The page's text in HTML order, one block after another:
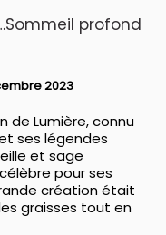
profond
2023
de Lumière, connu
ses légendes
et sage
pour ses
création était
graisses tout en